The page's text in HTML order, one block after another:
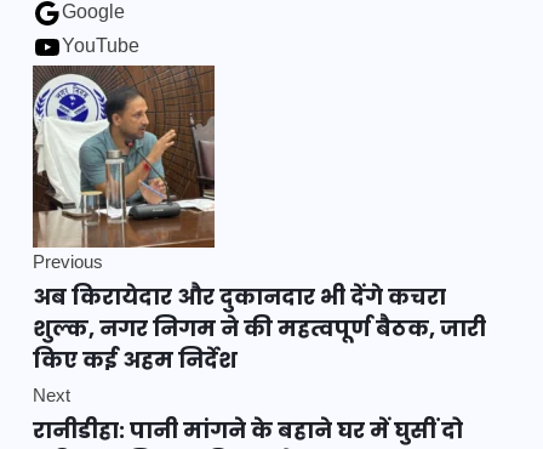
Google
YouTube
Previous
अब किरायेदार और दुकानदार भी देंगे कचरा
शुल्क, नगर निगम ने की महत्वपूर्ण बैठक, जारी
किए कई अहम निर्देश
Next
रानीडीहा: पानी मांगने के बहाने घर में घुसीं दो